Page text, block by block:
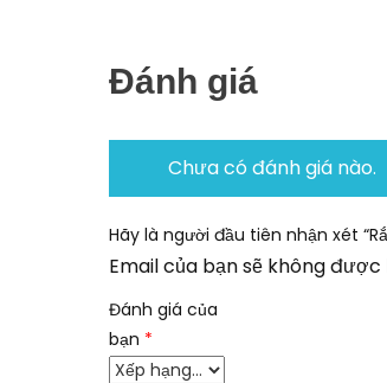
Đánh giá
Chưa có đánh giá nào.
Hãy là người đầu tiên nhận xét
Email của bạn sẽ không
Đánh giá của
bạn *